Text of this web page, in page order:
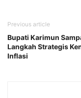
Previous article
Bupati Karimun
Langkah Strategis
Inflasi